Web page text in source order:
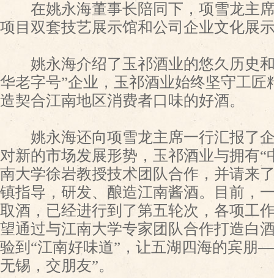
在姚永海董事长陪同下，项雪龙主席
项目双套技艺展示馆和公司企业文化展
姚永海介绍了玉祁酒业的悠久历史和
华老字号”企业，玉祁酒业始终坚守工
造契合江南地区消费者口味的好酒。
姚永海还向项雪龙主席一行汇报了企
对新的市场发展形势，玉祁酒业与拥有“
南大学徐岩教授技术团队合作，并请来
镇指导，研发、酿造江南酱酒。目前，
取酒，已经进行到了第五轮次，各项工
望通过与江南大学专家团队合作打造白
验到“江南好味道”，让五湖四海的宾朋
无锡，交朋友”。